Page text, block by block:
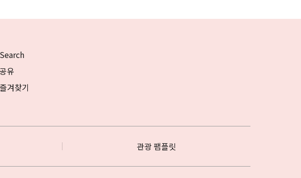
Search
공유
즐겨찾기
관광 팸플릿